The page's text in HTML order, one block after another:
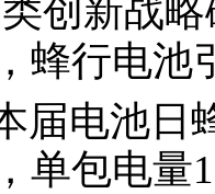
届电池日
单包电量